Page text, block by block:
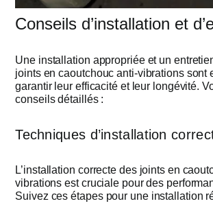
Conseils d’installation et
Une installation appropriée et un
joints en caoutchouc anti-vibrations sont
garantir leur efficacité et leur longévité.
conseils détaillés :
Techniques d’installation
L’installation correcte des joints en
vibrations est cruciale pour des
Suivez ces étapes pour une installation